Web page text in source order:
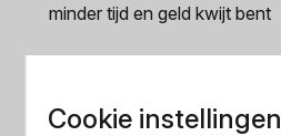
minder tijd en geld kwijt bent
Amouage Heren parfum
Cookie instellingen